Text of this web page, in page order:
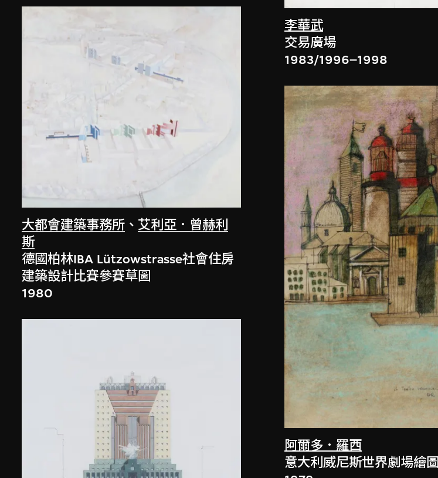
大都會建築事務所 、艾利亞．曾赫利
斯
德國柏林IBA Lützowstrasse社會住房
建築設計比賽參賽草圖
1980
李華武
交易廣場
1983/1996–1998
阿爾多．羅西
意大利威尼斯世界劇場繪圖